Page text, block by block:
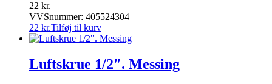
22 kr.
VVSnummer: 405524304
22 kr.Tilføj til kurv
Luftskrue 1/2″. Messing